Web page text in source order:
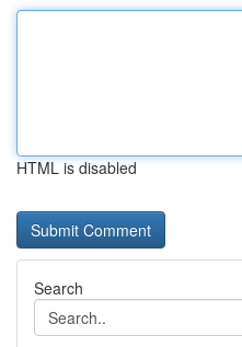
HTML is disabled
Search